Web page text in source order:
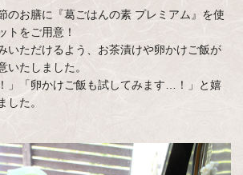
のお膳に『葛ごはんの素 プレミアム』を使
トをご用意！
いただけるよう、お茶漬けや卵かけご飯が
いたしました。
」「卵かけご飯も試してみます…！」と嬉
した。